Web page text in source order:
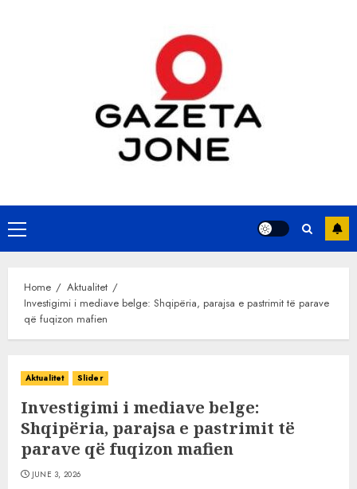
Primary
Menu
Home
Aktualitet
Investigimi i mediave belge: Shqipëria, parajsa e pastrimit të parave
që fuqizon mafien
Aktualitet Slider
Investigimi i mediave belge:
Shqipëria, parajsa e pastrimit të
parave që fuqizon mafien
JUNE 3, 2026